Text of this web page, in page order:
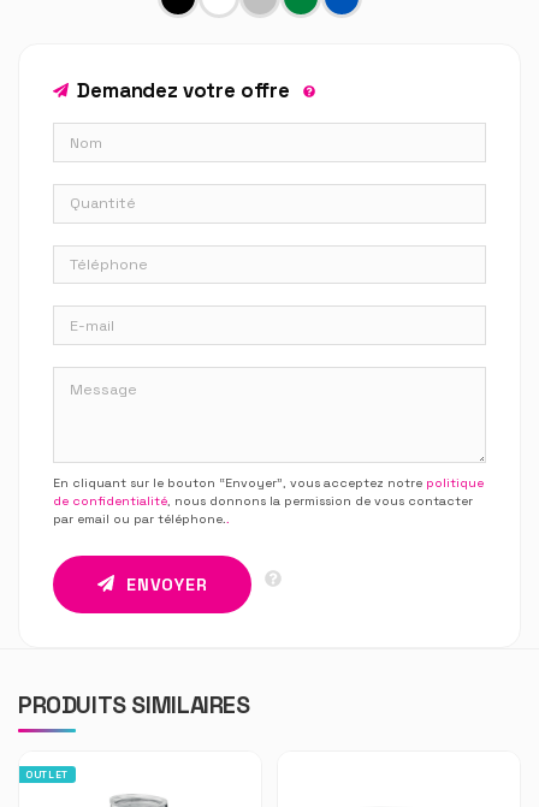
Demandez votre offre
En cliquant sur le bouton “Envoyer”, vous acceptez notre politique
de confidentialité, nous donnons la permission de vous contacter
par email ou par téléphone..
ENVOYER
PRODUITS SIMILAIRES
OUTLET